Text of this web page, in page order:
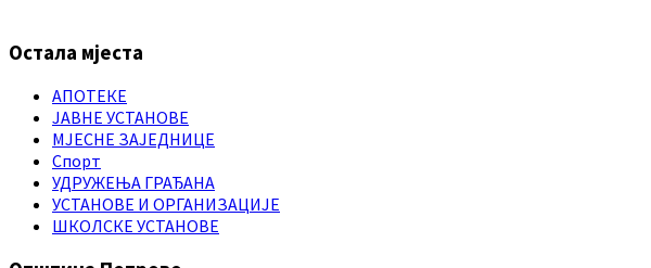
Остала мјеста
АПОТЕКЕ
ЈАВНЕ УСТАНОВЕ
МЈЕСНЕ ЗАЈЕДНИЦЕ
Спорт
УДРУЖЕЊА ГРАЂАНА
УСТАНОВЕ И ОРГАНИЗАЦИЈЕ
ШКОЛСКЕ УСТАНОВЕ